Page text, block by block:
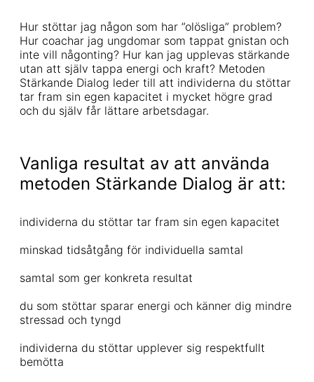
Hur stöttar jag någon som har ”olösliga” problem?
Hur coachar jag ungdomar som tappat gnistan och
inte vill någonting? Hur kan jag upplevas stärkande
utan att själv tappa energi och kraft? Metoden
Stärkande Dialog leder till att individerna du stöttar
tar fram sin egen kapacitet i mycket högre grad
och du själv får lättare arbetsdagar.
Vanliga resultat av att använda
metoden Stärkande Dialog är att:
individerna du stöttar tar fram sin egen kapacitet
minskad tidsåtgång för individuella samtal
samtal som ger konkreta resultat
du som stöttar sparar energi och känner dig mindre
stressad och tyngd
individerna du stöttar upplever sig respektfullt
bemötta